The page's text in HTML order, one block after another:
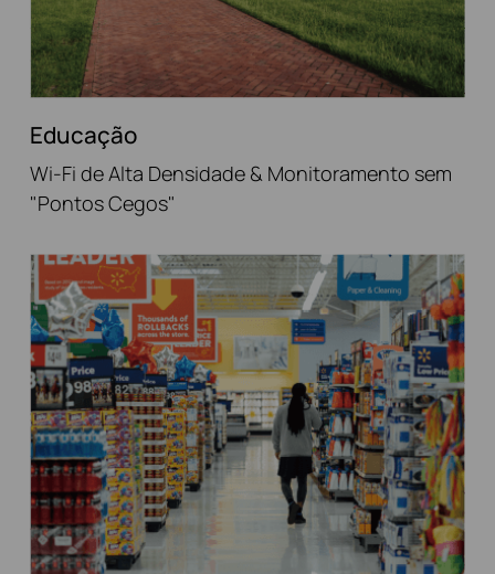
Educação
Wi-Fi de Alta Densidade & Monitoramento sem
"Pontos Cegos"